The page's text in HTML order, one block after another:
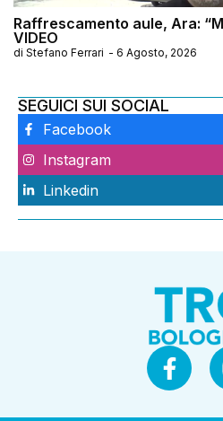
Raffrescamento aule, Ara:
VIDEO
di Stefano Ferrari - 6 Agosto, 2026
SEGUICI SUI SOCIAL
Facebook
Instagram
Linkedin